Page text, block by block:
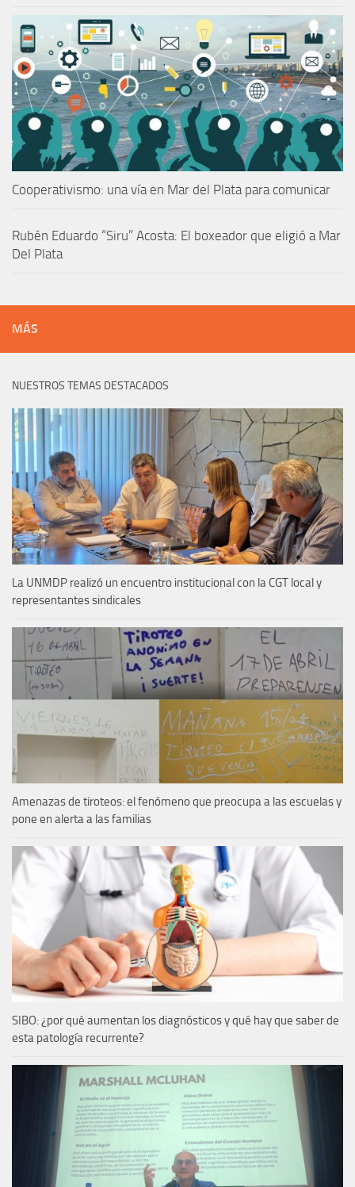
Cooperativismo: una vía en Mar del Plata para comunicar
Rubén Eduardo “Siru” Acosta: El boxeador que eligió a Mar
Del Plata
MÁS
NUESTROS TEMAS DESTACADOS
La UNMDP realizó un encuentro institucional con la CGT local y
representantes sindicales
Amenazas de tiroteos: el fenómeno que preocupa a las escuelas y
pone en alerta a las familias
SIBO: ¿por qué aumentan los diagnósticos y qué hay que saber de
esta patología recurrente?